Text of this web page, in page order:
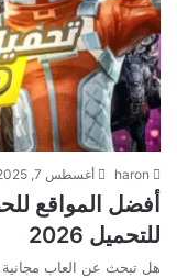
haron أغسطس 7, 2025
أفضل المواقع
للتحميل 2026
هل تبحث عن العاب